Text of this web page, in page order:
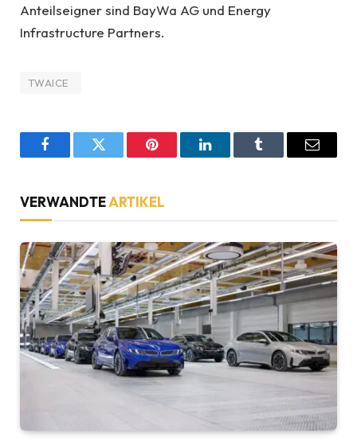
Anteilseigner sind BayWa AG und Energy
Infrastructure Partners.
TWAICE
FacebookTwitter Pinterest LinkedInTumblr Email
VERWANDTEARTIKEL